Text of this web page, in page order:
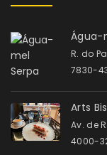
Água-
R. do
7830-
Arts
Av. de
4000-